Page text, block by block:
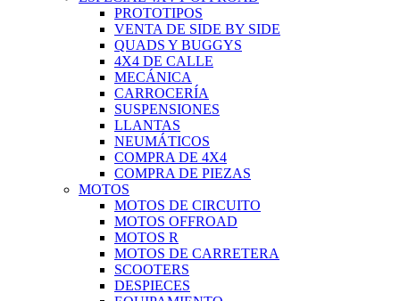
PROTOTIPOS
VENTA DE SIDE BY SIDE
QUADS Y BUGGYS
4X4 DE CALLE
MECÁNICA
CARROCERÍA
SUSPENSIONES
LLANTAS
NEUMÁTICOS
COMPRA DE 4X4
COMPRA DE PIEZAS
MOTOS
MOTOS DE CIRCUITO
MOTOS OFFROAD
MOTOS R
MOTOS DE CARRETERA
SCOOTERS
DESPIECES